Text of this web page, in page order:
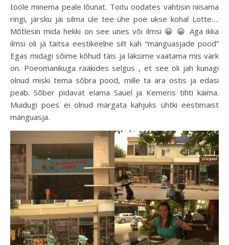
tööle minema peale lõunat. Toitu oodates vahtisin niisama
ringi, järsku jäi silma üle tee ühe poe ukse kohal Lotte….
Mõtlesin mida hekki on see unes või ilmsi 😀 😀 Aga ikka
ilmsi oli ja täitsa eestikeelne silt kah “mänguasjade pood”
Egas midagi sõime kõhud täis ja läksime vaatama mis värk
on. Poeomanikuga rääkides selgus , et see oli jah kunagi
olnud miski tema sõbra pood, mille ta ära ostis ja edasi
peab. Sõber pidavat elama Sauel ja Kemeris tihti käima.
Muidugi poes ei olnud märgata kahjuks ühtki eestimaist
mänguasja.